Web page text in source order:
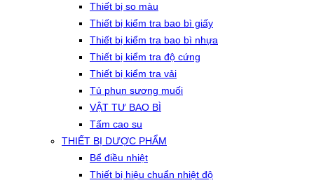
Thiết bị so màu
Thiết bị kiểm tra bao bì giấy
Thiết bị kiểm tra bao bì nhựa
Thiết bị kiểm tra độ cứng
Thiết bị kiểm tra vải
Tủ phun sương muối
VẬT TƯ BAO BÌ
Tấm cao su
THIẾT BỊ DƯỢC PHẨM
Bể điều nhiệt
Thiết bị hiệu chuẩn nhiệt độ